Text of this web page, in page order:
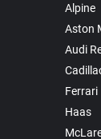
Alpine
Aston
Audi
Ferrari
Haas